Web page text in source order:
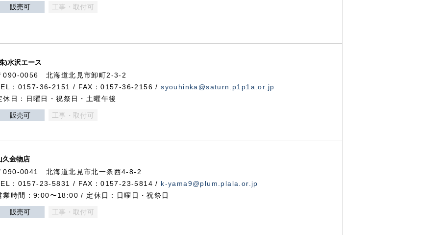
販売可 工事・取付可
)水沢エース
090-0056 北海道北見市卸町2-3-2
：0157-36-2151 / FAX：0157-36-2156 /syouhinka@saturn.p1p1a.or.jp
休日：日曜日・祝祭日・土曜午後
販売可 工事・取付可
久金物店
090-0041 北海道北見市北一条西4-8-2
：0157-23-5831 / FAX：0157-23-5814 / k-yama9@plum.plala.or.jp
業時間：9:00〜18:00 / 定休日：日曜日・祝祭日
販売可 工事・取付可